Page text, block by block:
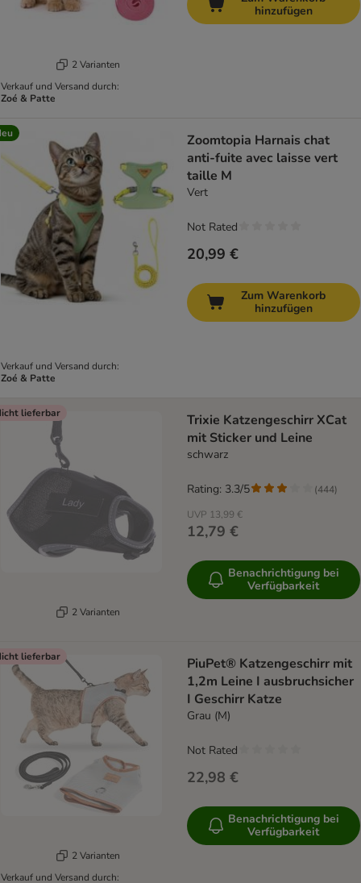
2 Varianten
Verkauf und Versand durch:
Zoé & Patte
hinzufügen
Verkauf und Versand durch:
Zoé & Patte
Zoomtopia Harnais chat
anti-fuite avec laisse vert
taille M
Vert
20,99 €
Not Rated
Zum Warenkorb
hinzufügen
lieferbar
2 Varianten
Trixie Katzengeschirr XCat
mit Sticker und Leine
schwarz
UVP 13,99 €
12,79 €
Rating: 3.3/5 (444)
Benachrichtigung bei
Verfügbarkeit
lieferbar
2 Varianten
Verkauf und Versand durch:
PiuPet® Katzengeschirr mit
1,2m Leine I ausbruchsicher
I Geschirr Katze
Grau (M)
22,98 €
Not Rated
Benachrichtigung bei
Verfügbarkeit